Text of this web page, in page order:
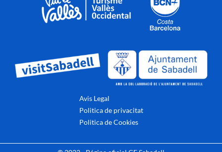
Avis Legal
Politica de privacitat
Politica de Cookies